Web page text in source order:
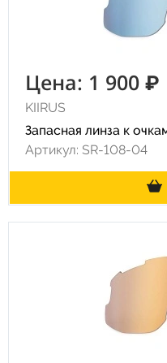
Цена: 1 900 ₽
KIIRUS
Запасная линза к
Артикул: SR-108-04